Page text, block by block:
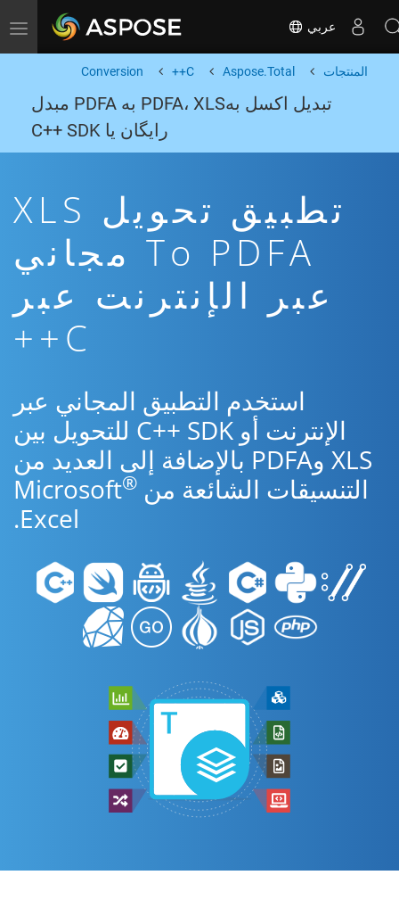
Toggle navigation عربي
المنتجات Aspose.Total
C++
Conversion
تبدیل اکسل بهPDFA، XLS به PDFA مبدل
رایگان یا C++ SDK
تطبيق تحويل XLS
To PDFA مجاني
عبر الإنترنت عبر
C++
استخدم التطبيق المجاني عبر
الإنترنت أو C++ SDK للتحويل بين
XLS وPDFA بالإضافة إلى العديد من
التنسيقات الشائعة من Microsoft ®
Excel.